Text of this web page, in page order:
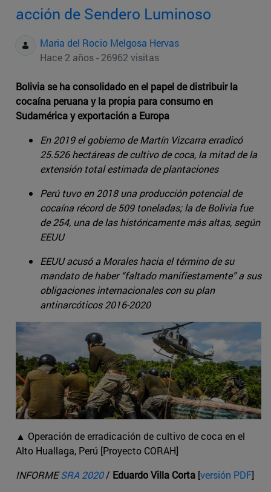
acción de Sendero Luminoso
Maria del Rocio Melgosa Hervas
Hace 2 años - 26962 visitas
Bolivia se ha consolidado en el papel de distribuir la
cocaína peruana y la propia para consumo en
Sudamérica y exportación a Europa
En 2019 el gobierno de Martín Vizcarra erradicó
25.526 hectáreas de cultivo de coca, la mitad de la
extensión total estimada de plantaciones
Perú tuvo en 2018 una producción potencial de
cocaína récord de 509 toneladas; la de Bolivia fue
de 254, una de las históricamente más altas, según
EEUU
EEUU acusó a Morales hacia el término de su
mandato de haber “faltado manifiestamente” a sus
obligaciones internacionales con su plan
antinarcóticos 2016-2020
▲ Operación de erradicación de cultivo de coca en el
Alto Huallaga, Perú [Proyecto CORAH]
INFORMESRA 2020/ Eduardo Villa Corta [versión PDF]